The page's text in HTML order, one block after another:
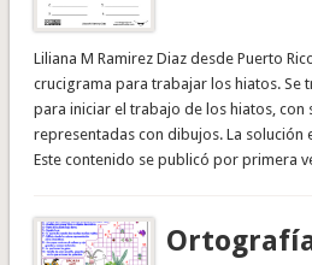
Liliana M Ramirez Diaz desde Puerto
crucigrama para trabajar los hiatos. Se
para iniciar el trabajo de los hiatos, con
representadas con dibujos. La solución
Este contenido se publicó por primera